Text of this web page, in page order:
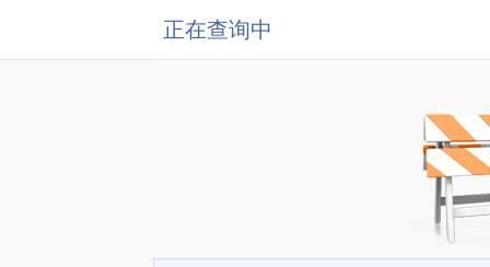
正在查询中